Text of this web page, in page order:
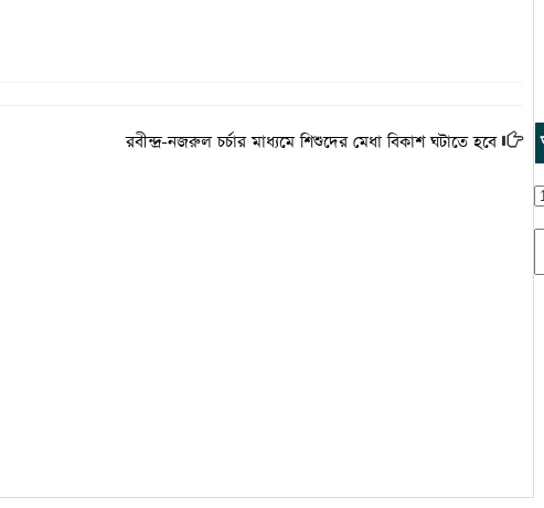
রবীন্দ্র-নজরুল চর্চার মাধ্যমে শিশুদের মেধা বিকাশ ঘটাতে হবে